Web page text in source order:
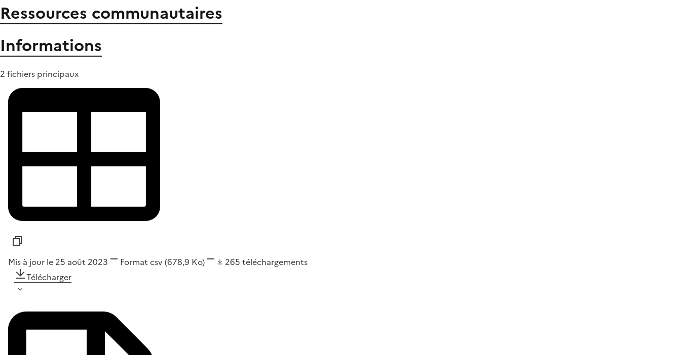
Ressources communautaires
Informations
2 fichiers principaux
Mis à jour le 25 août 2023 Format csv(678,9 Ko) 265 téléchargements
Télécharger